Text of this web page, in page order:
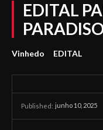
EDITAL
Vinhedo EDITAL
Published: junho 10, 2025